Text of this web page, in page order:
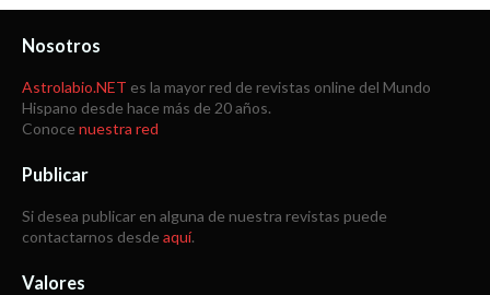
Nosotros
Astrolabio.NET es la mayor red de revistas online del Mundo
Hispano desde hace más de 20 años.
Conoce nuestra red
Publicar
Si desea publicar en alguna de nuestra revistas puede
contactarnos desde aquí.
Valores